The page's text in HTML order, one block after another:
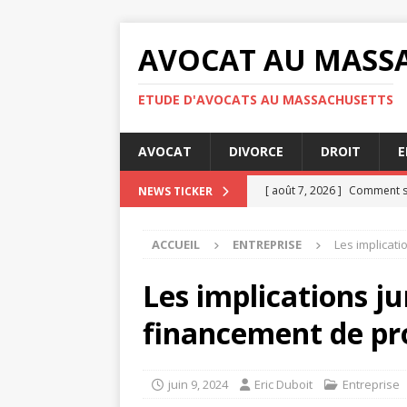
AVOCAT AU
ETUDE D'AVOCATS AU MASSACHUSETTS
AVOCAT DIVORCE DROIT
NEWS TICKER [ août 7, 2026 ] Comment
[ août 7, 2026 ] Les
[ août 4, 2026 ]
Les
[ août 8, 2026 ] Nullité
ACCUEIL ENTREPRISE Les
Les implications
financement de
juin 9, 2024 Eric Duboit Entreprise